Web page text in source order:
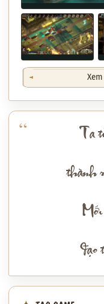
Ta
thành